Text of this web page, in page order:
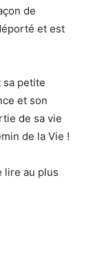
de
et est
sa petite
et son
de sa vie
de la Vie !
lire au plus